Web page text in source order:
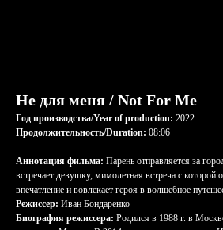
Не для меня / Not For Me
Год производства/Year of production: 2022
Продолжительность/Duration: 08:06
Аннотация фильма: Парень отправляется за
встречает девушку, мимолетная встреча с которой
впечатление и вовлекает героя в волшебное
Режиссер: Иван Бондаренко
Биография режиссера: Родился в 1988 г. в